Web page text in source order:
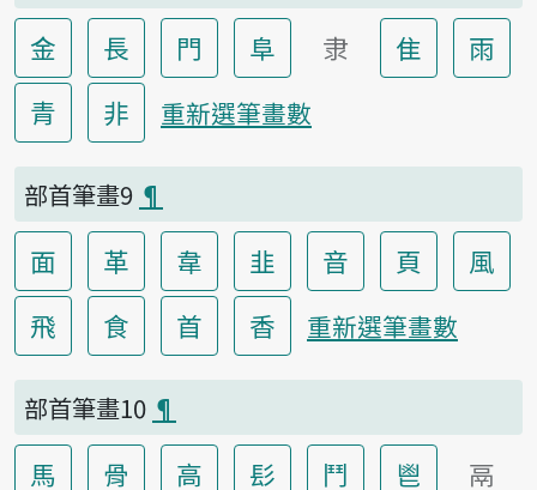
金 長 門 阜 隶 隹
雨
青
非 重新選筆畫數
部首筆畫9 ¶
面 革 韋 韭 音 頁
風
飛
食 首 香 重新選筆畫數
部首筆畫10 ¶
馬 骨 高 髟 鬥 鬯
鬲